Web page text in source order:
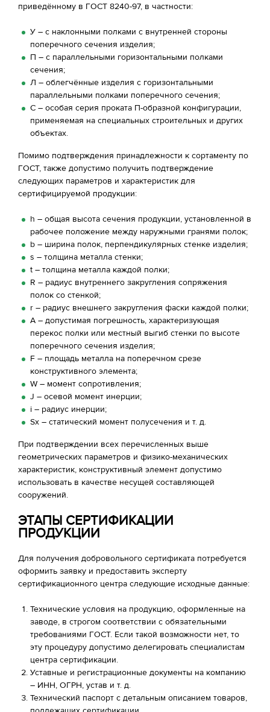
приведённому в ГОСТ 8240-97, в частности:
У – с наклонными полками с внутренней стороны
поперечного сечения изделия;
П – с параллельными горизонтальными полками
сечения;
Л – облегчённые изделия с горизонтальными
параллельными полками поперечного сечения;
С – особая серия проката П-образной конфигурации,
применяемая на специальных строительных и других
объектах.
Помимо подтверждения принадлежности к сортаменту по
ГОСТ, также допустимо получить подтверждение
следующих параметров и характеристик для
сертифицируемой продукции:
h – общая высота сечения продукции, установленной в
рабочее положение между наружными гранями полок;
b – ширина полок, перпендикулярных стенке изделия;
s – толщина металла стенки;
t – толщина металла каждой полки;
R – радиус внутреннего закругления сопряжения
полок со стенкой;
r – радиус внешнего закругления фаски каждой полки;
А – допустимая погрешность, характеризующая
перекос полки или местный выгиб стенки по высоте
поперечного сечения изделия;
F – площадь металла на поперечном срезе
конструктивного элемента;
W – момент сопротивления;
J – осевой момент инерции;
i – радиус инерции;
Sx – статический момент полусечения и т. д.
При подтверждении всех перечисленных выше
геометрических параметров и физико-механических
характеристик, конструктивный элемент допустимо
использовать в качестве несущей составляющей
сооружений.
ЭТАПЫ СЕРТИФИКАЦИИ
ПРОДУКЦИИ
Для получения добровольного сертификата потребуется
оформить заявку и предоставить эксперту
сертификационного центра следующие исходные данные:
Технические условия на продукцию, оформленные на
заводе, в строгом соответствии с обязательными
требованиями ГОСТ. Если такой возможности нет, то
эту процедуру допустимо делегировать специалистам
центра сертификации.
Уставные и регистрационные документы на компанию
– ИНН, ОГРН, устав и т. д.
Технический паспорт с детальным описанием товаров,